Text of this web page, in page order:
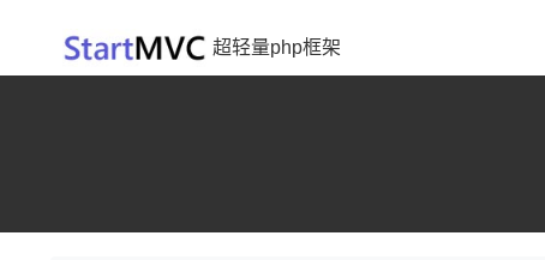
超轻量php框架